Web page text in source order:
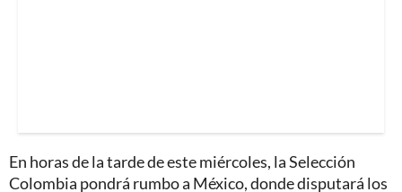
En horas de la tarde de este miércoles, la Selección
Colombia pondrá rumbo a México, donde disputará los